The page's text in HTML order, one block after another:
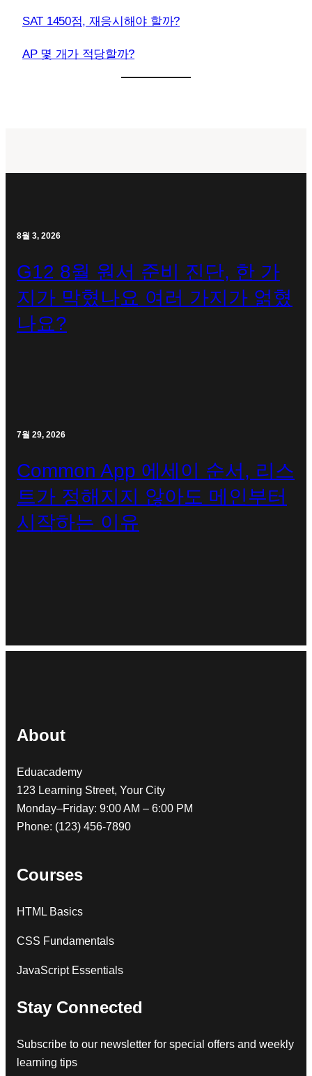
SAT 1450점, 재응시해야 할까?
AP 몇 개가 적당할까?
8월 3, 2026
G12 8월 원서 준비 진단, 한 가
지가 막혔나요 여러 가지가 얽혔
나요?
7월 29, 2026
Common App 에세이 순서, 리스
트가 정해지지 않아도 메인부터
시작하는 이유
About
Eduacademy
123 Learning Street, Your City
Monday–Friday: 9:00 AM – 6:00 PM
Phone: (123) 456-7890
Courses
HTML Basics
CSS Fundamentals
JavaScript Essentials
Stay Connected
Subscribe to our newsletter for special offers and weekly
learning tips